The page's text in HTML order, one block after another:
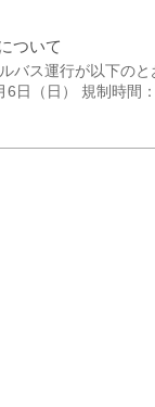
ついて
ス運行が以下のと
日（日） 規制時間